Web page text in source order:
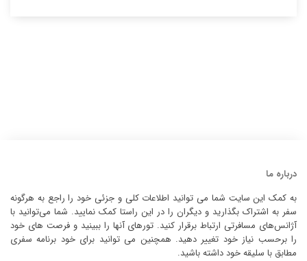
درباره ما
به کمک این سایت شما می توانید اطلاعات کلی و جزئی خود را راجع به هرگونه
سفر به اشتراک بگذارید و دیگران را در این راستا کمک نمایید. شما می‌توانید با
آژانس‌های مسافرتی ارتباط برقرار کنید. تورهای آنها را ببینید و فرصت های خود
را برحسب نیاز خود تغییر دهید. همچنین می توانید برای خود برنامه سفری
مطابق با سلیقه خود داشته باشید.